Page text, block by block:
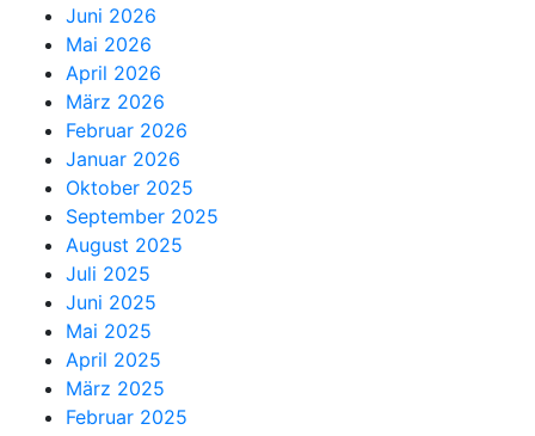
Juni 2026
Mai 2026
April 2026
März 2026
Februar 2026
Januar 2026
Oktober 2025
September 2025
August 2025
Juli 2025
Juni 2025
Mai 2025
April 2025
März 2025
Februar 2025